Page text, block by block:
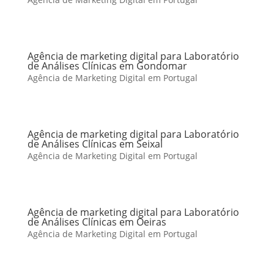
Agência de marketing digital para Laboratório
de Análises Clínicas em Gondomar
Agência de Marketing Digital em Portugal
Agência de marketing digital para Laboratório
de Análises Clínicas em Seixal
Agência de Marketing Digital em Portugal
Agência de marketing digital para Laboratório
de Análises Clínicas em Oeiras
Agência de Marketing Digital em Portugal